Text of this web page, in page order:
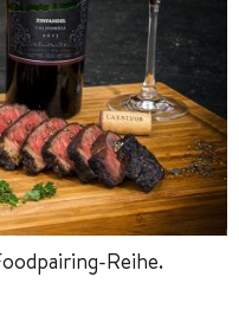
Reihe.